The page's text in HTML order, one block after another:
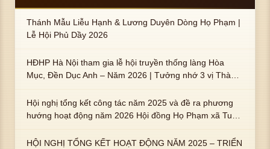
Thánh Mẫu Liễu Hạnh & Lương Duyên Dòng Họ Phạm |
Lễ Hội Phủ Dầy 2026
HĐHP Hà Nội tham gia lễ hội truyền thống làng Hòa
Mục, Đền Dục Anh – Năm 2026 | Tưởng nhớ 3 vị Thành
trai : ngài Phạm Huy, Phạm Miện
Hội nghị tổng kết công tác năm 2025 và đề ra phương
hướng hoạt động năm 2026 Hội đồng Họ Phạm xã Tuy
HỘI NGHỊ TỔNG KẾT HOẠT ĐỘNG NĂM 2025 – TRIỂN